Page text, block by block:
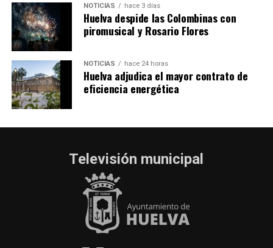
NOTICIAS hace 3 días
Huelva despide las Colombinas con
piromusical y Rosario Flores
NOTICIAS hace 24 horas
Huelva adjudica el mayor contrato de
eficiencia energética
Televisión municipal